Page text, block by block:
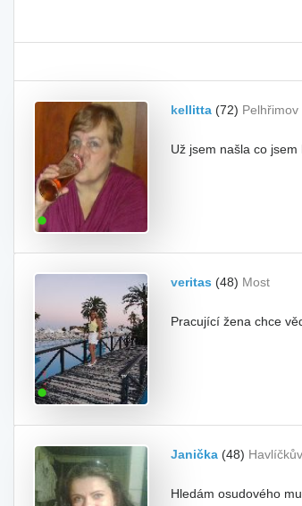
kellitta (72) Pelhřimov
Už jsem našla co
veritas (48) Most
Pracující žena chce
Janička (48)
Hledám osudového